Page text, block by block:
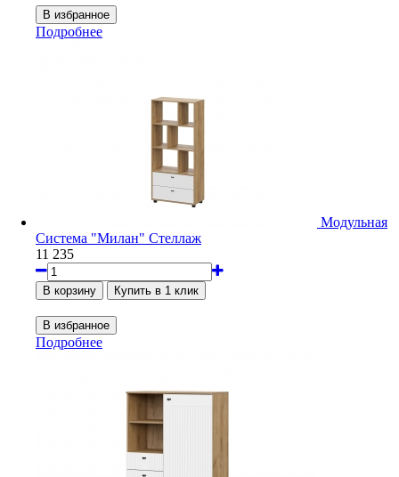
Подробнее
Модульная
Система "Милан" Стеллаж
11 235
Подробнее